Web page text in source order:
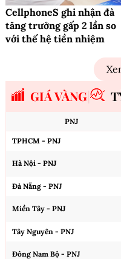
CellphoneS ghi nhận đà
tăng trưởng gấp 2 lần so
với thế hệ tiền nhiệm
GIÁ VÀNG
PNJ
TPHCM - PNJ
Hà Nội - PNJ
Đà Nẵng - PNJ
Miền Tây - PNJ
Tây Nguyên - PNJ
Đông Nam Bộ - PNJ